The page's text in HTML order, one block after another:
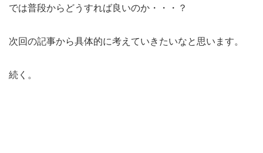
では普段からどうすれば良いのか・・・？
次回の記事から具体的に考えていきたいなと思います。
続く。